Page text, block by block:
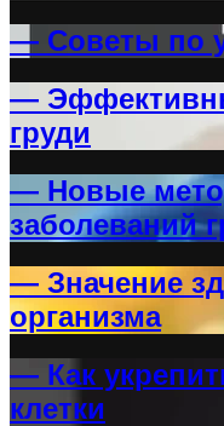
— Советы по
—
груди
— Новые
заболеваний
— Значение
организма
— Как
клетки